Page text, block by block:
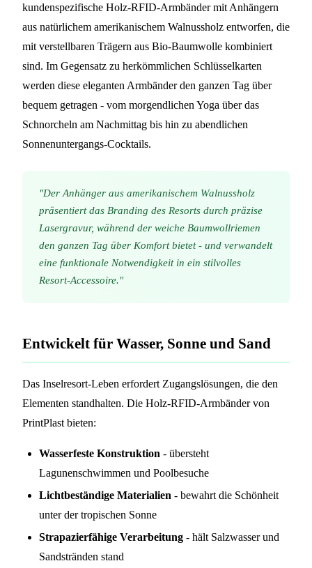
kundenspezifische Holz-RFID-Armbänder mit Anhängern
aus natürlichem amerikanischem Walnussholz entworfen, die
mit verstellbaren Trägern aus Bio-Baumwolle kombiniert
sind. Im Gegensatz zu herkömmlichen Schlüsselkarten
werden diese eleganten Armbänder den ganzen Tag über
bequem getragen - vom morgendlichen Yoga über das
Schnorcheln am Nachmittag bis hin zu abendlichen
Sonnenuntergangs-Cocktails.
"Der Anhänger aus amerikanischem Walnussholz
präsentiert das Branding des Resorts durch präzise
Lasergravur, während der weiche Baumwollriemen
den ganzen Tag über Komfort bietet - und verwandelt
eine funktionale Notwendigkeit in ein stilvolles
Resort-Accessoire."
Entwickelt für Wasser, Sonne und Sand
Das Inselresort-Leben erfordert Zugangslösungen, die den
Elementen standhalten. Die Holz-RFID-Armbänder von
PrintPlast bieten:
Wasserfeste Konstruktion - übersteht
Lagunenschwimmen und Poolbesuche
Lichtbeständige Materialien - bewahrt die Schönheit
unter der tropischen Sonne
Strapazierfähige Verarbeitung - hält Salzwasser und
Sandstränden stand